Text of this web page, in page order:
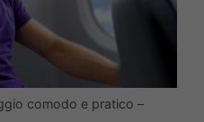
comodo e pratico –